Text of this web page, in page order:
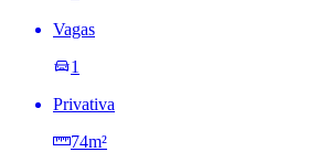
Vagas
1
Privativa
74m²